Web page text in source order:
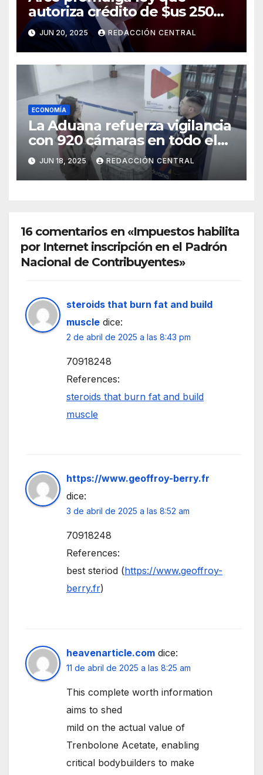
autoriza crédito de $us 250
millones del BID para
emergencias
JUN 20, 2025 REDACCIÓN CENTRAL
ECONOMÍA
La Aduana refuerza vigilancia
con 920 cámaras en todo el
país
JUN 18, 2025 REDACCIÓN CENTRAL
16 comentarios en «Impuestos habilita
por Internet inscripción en el Padrón
Nacional de Contribuyentes»
steroids that burn fat and build
muscle dice:
2 de abril de 2025 a las 8:43 pm
70918248
References:
steroids that burn fat and build
muscle
https://www.geoffroy-berry.fr
dice:
3 de abril de 2025 a las 8:52 am
70918248
References:
best steriod (https://www.geoffroy-
berry.fr)
heavenarticle.com dice:
11 de abril de 2025 a las 8:25 am
This complete worth information
aims to shed
mild on the actual value of
Trenbolone Acetate, enabling
critical bodybuilders to make